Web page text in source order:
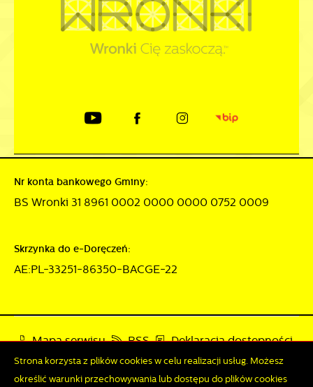
Nr konta bankowego Gminy:
BS Wronki 31 8961 0002 0000 0000 0752 0009
Skrzynka do e-Doręczeń:
AE:PL-33251-86350-BACGE-22
Mapa serwisu RSS Deklaracja dostępności
Polityka prywatności Sygnalista
Strona korzysta z plików cookies w celu realizacji usług. Możesz
określić warunki przechowywania lub dostępu do plików cookies